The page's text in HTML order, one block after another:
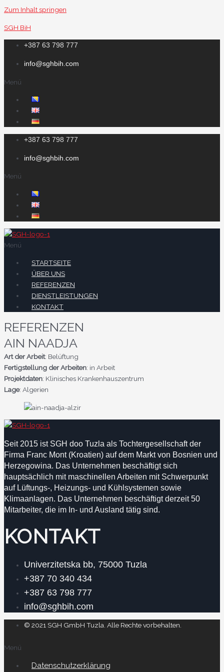
Zum Inhalt springen
SGH BiH
+387 63 798 777
info@sghbih.com
Menü
+387 63 798 777
info@sghbih.com
Menü
Menü
STARTSEITE
ÜBER UNS
REFERENZEN
DIENSTLEISTUNGEN
KONTAKT
REFERENZEN
AIN NAADJA
Art der Arbeit: Belüftung
Fertigstellung der Arbeiten: in Arbeit
Projektdaten: Klinisches Krankenhauszentrum
Lage: Algerien
Seit 2015 ist SGH doo Tuzla als Tochtergesellschaft der
Firma Franc Mont (Kroatien) auf dem Markt von Bosnien und
Herzegowina. Das Unternehmen beschäftigt sich
hauptsächlich mit maschinellen Arbeiten mit Schwerpunkt
auf Lüftungs-, Heizungs- und Kühlsystemen sowie
Klimaanlagen. Das Unternehmen beschäftigt derzeit 50
Mitarbeiter, die im In- und Ausland tätig sind.
KONTAKT
Univerzitetska bb, 75000 Tuzla
+387 70 340 434
+387 63 798 777
info@sghbih.com
© 2021 SGH GmbH Tuzla. Alle Rechte vorbehalten.
Menü
Datenschutzerklärung